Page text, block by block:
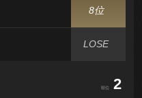
8位
LOSE
順位 2